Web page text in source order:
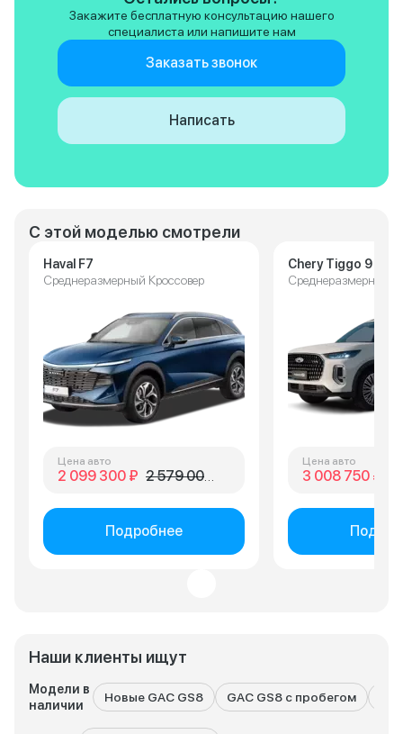
Наши клиенты ищут
Модели в
наличии
Новые GAC GS8 GAC GS8 с пробегом
С этой моделью смотрели
Haval F7
Среднеразмерный Кроссовер
Цена авто
2 099 300 ₽ 2 579 000 ₽
Подробнее
Chery Tiggo 9
Среднеразмерный
Цена авто
3 008 750 ₽
Закажите бесплатную консультацию нашего
специалиста или напишите нам
Заказать звонок
Написать